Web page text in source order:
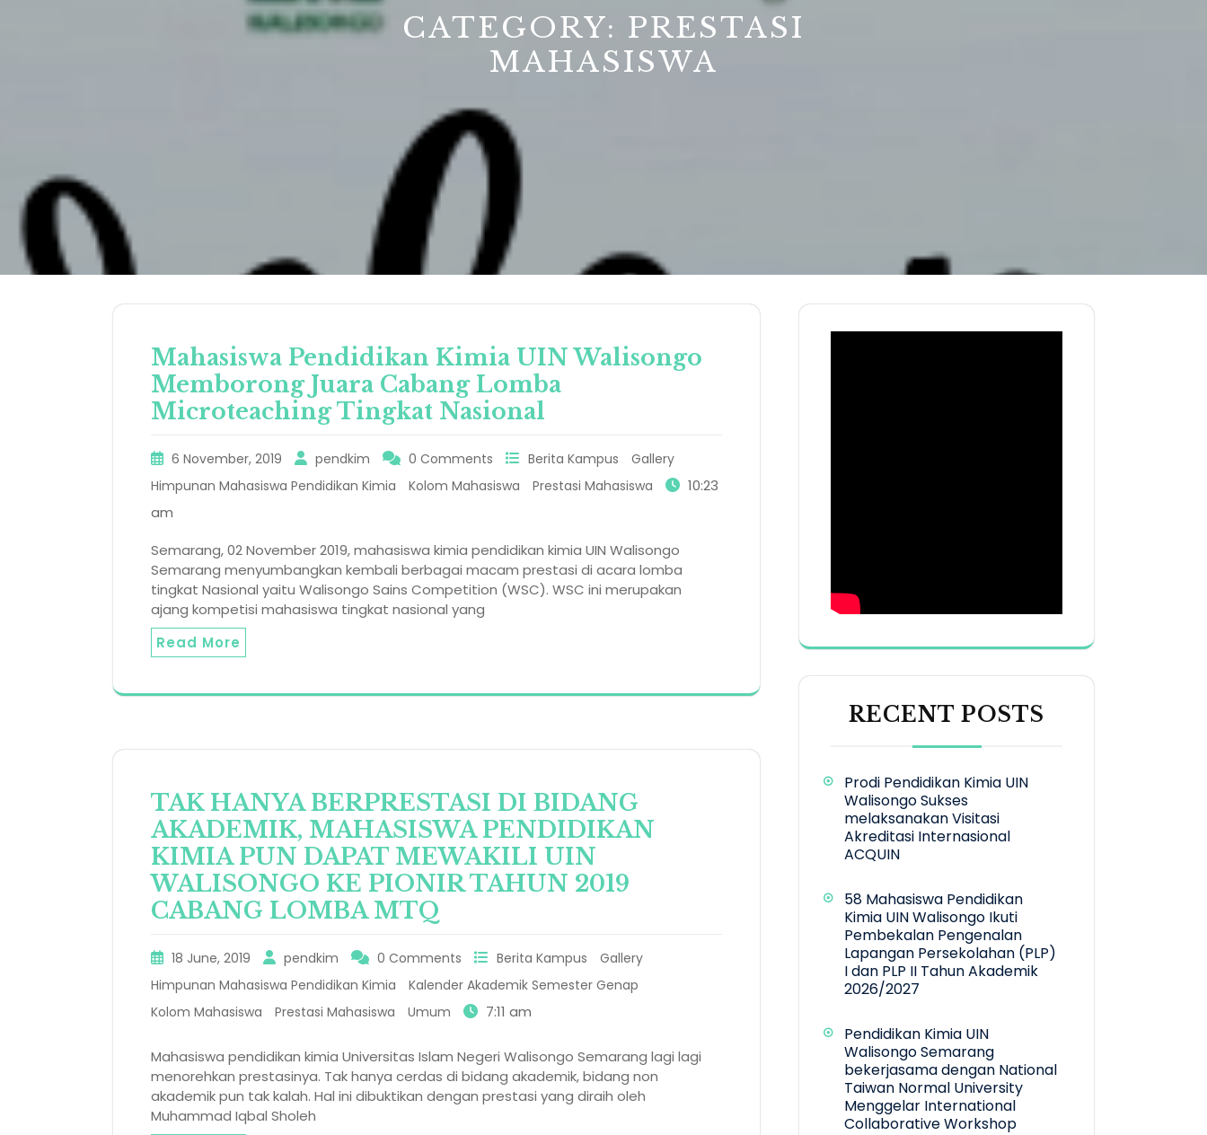
CATEGORY: PRESTASI
MAHASISWA
Mahasiswa Pendidikan Kimia UIN Walisongo
Memborong Juara Cabang Lomba
Microteaching Tingkat Nasional
6 November, 2019 pendkim 0 Comments Berita Kampus
Gallery
Himpunan Mahasiswa Pendidikan Kimia
Kolom Mahasiswa Prestasi Mahasiswa
10:23
am
Semarang, 02 November 2019, mahasiswa kimia pendidikan kimia UIN Walisongo
Semarang menyumbangkan kembali berbagai macam prestasi di acara lomba
tingkat Nasional yaitu Walisongo Sains Competition (WSC). WSC ini merupakan
ajang kompetisi mahasiswa tingkat nasional yang
Read More
TAK HANYA BERPRESTASI DI BIDANG
AKADEMIK, MAHASISWA PENDIDIKAN
KIMIA PUN DAPAT MEWAKILI UIN
WALISONGO KE PIONIR TAHUN 2019
CABANG LOMBA MTQ
18 June, 2019 pendkim 0 Comments Berita Kampus
Gallery
Himpunan Mahasiswa Pendidikan Kimia
Kalender Akademik Semester Genap
Kolom Mahasiswa
Prestasi Mahasiswa Umum 7:11 am
Mahasiswa pendidikan kimia Universitas Islam Negeri Walisongo Semarang lagi lagi
menorehkan prestasinya. Tak hanya cerdas di bidang akademik, bidang non
akademik pun tak kalah. Hal ini dibuktikan dengan prestasi yang diraih oleh
Muhammad Iqbal Sholeh
RECENT POSTS
Prodi Pendidikan Kimia UIN
Walisongo Sukses
melaksanakan Visitasi
Akreditasi Internasional
ACQUIN
58 Mahasiswa Pendidikan
Kimia UIN Walisongo Ikuti
Pembekalan Pengenalan
Lapangan Persekolahan (PLP)
I dan PLP II Tahun Akademik
2026/2027
Pendidikan Kimia UIN
Walisongo Semarang
bekerjasama dengan National
Taiwan Normal University
Menggelar International
Collaborative Workshop